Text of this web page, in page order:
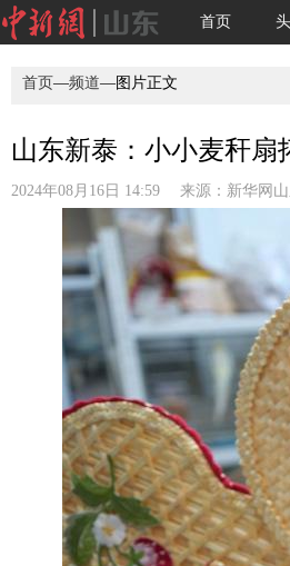
首页
首页—频道—图片正文
山东新泰：小小麦秆扇
2024年08月16日 14:59 来源： 新华网